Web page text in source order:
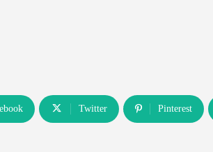
Twitter Pinterest